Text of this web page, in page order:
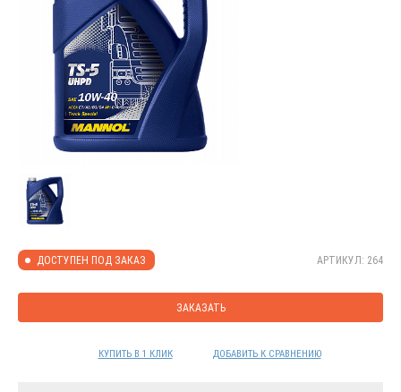
ДОСТУПЕН ПОД ЗАКАЗ АРТИКУЛ: 264
ЗАКАЗАТЬ
КУПИТЬ В 1 КЛИК ДОБАВИТЬ К СРАВНЕНИЮ